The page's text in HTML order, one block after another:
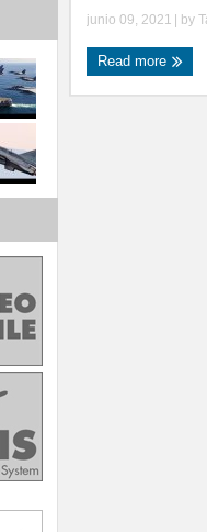
junio 09, 2021 | by
Read more